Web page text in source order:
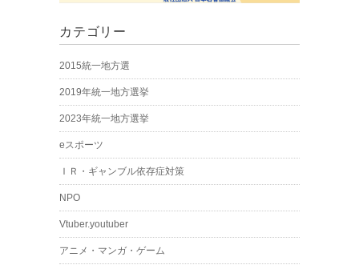
カテゴリー
2015統一地方選
2019年統一地方選挙
2023年統一地方選挙
eスポーツ
ＩＲ・ギャンブル依存症対策
NPO
Vtuber.youtuber
アニメ・マンガ・ゲーム